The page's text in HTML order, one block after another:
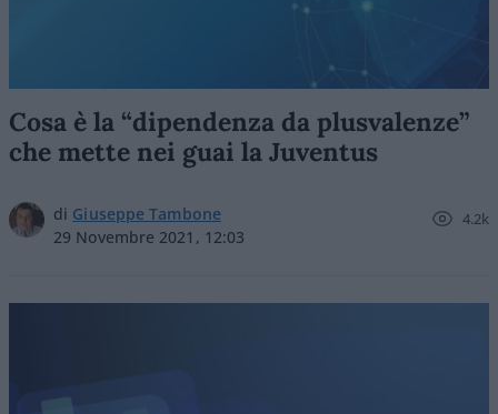
Cosa è la “dipendenza da plusvalenze”
che mette nei guai la Juventus
di Giuseppe Tambone
29 Novembre 2021, 12:03
4.2k